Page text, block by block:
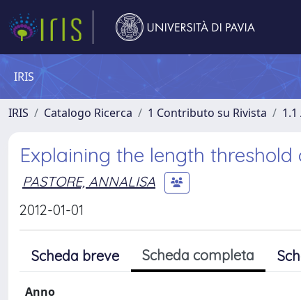
IRIS
IRIS Catalogo Ricerca 1 Contributo su Rivista
Explaining the length
PASTORE, ANNALISA
2012-01-01
Scheda breve Scheda completa
Anno